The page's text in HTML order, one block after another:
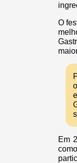
O
Em